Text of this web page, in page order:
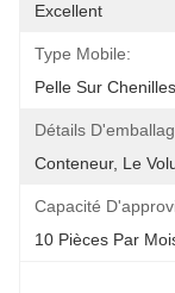
Excellent
Type Mobile:
Pelle Sur Chenilles
Détails
Conteneur, Le
Capacité
10 Pièces Par